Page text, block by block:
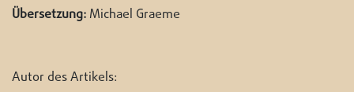
Übersetzung: Michael Graeme
Autor des Artikels: